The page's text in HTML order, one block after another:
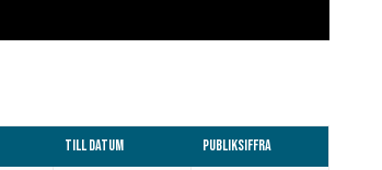
Till datum Publiksiffra